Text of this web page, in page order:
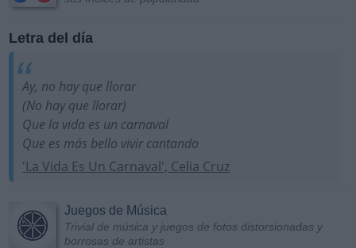
Letra del día
Ay, no hay que llorar
(No hay que llorar)
Que la vida es un carnaval
Que es más bello vivir cantando
'La Vida Es Un Carnaval', Celia Cruz
Juegos de Música
Trivial de música y juegos de fotos distorsionadas y
borrosas de artistas